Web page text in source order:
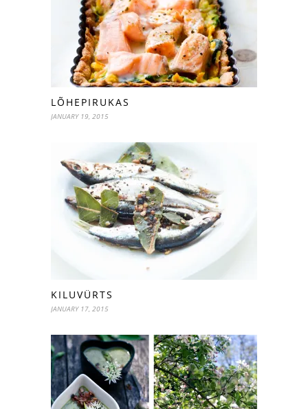
LÕHEPIRUKAS
JANUARY 19, 2015
KILUVÜRTS
JANUARY 17, 2015